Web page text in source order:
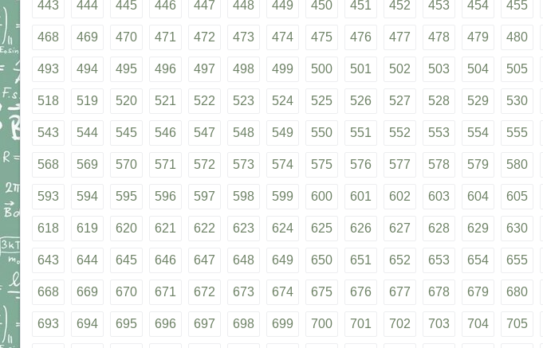
443 444 445 446 447 448 449 450 451 452 453 454 455
468 469 470 471 472 473 474 475 476 477 478 479 480
493 494 495 496 497 498 499 500 501 502 503 504 505
518 519 520 521 522 523 524 525 526 527 528 529 530
543 544 545 546 547 548 549 550 551 552 553 554 555
568 569 570 571 572 573 574 575 576 577 578 579 580
593 594 595 596 597 598 599 600 601 602 603 604 605
618 619 620 621 622 623 624 625 626 627 628 629 630
643 644 645 646 647 648 649 650 651 652 653 654 655
668 669 670 671 672 673 674 675 676 677 678 679 680
693 694 695 696 697 698 699 700 701 702 703 704 705